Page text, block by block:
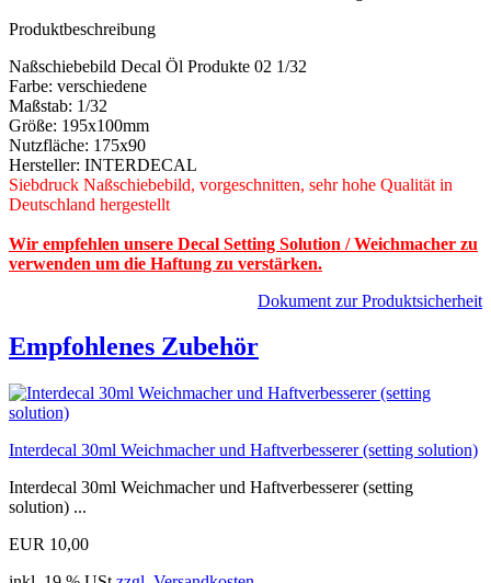
Produktbeschreibung
Naßschiebebild Decal Öl Produkte 02 1/32
Farbe: verschiedene
Maßstab: 1/32
Größe: 195x100mm
Nutzfläche: 175x90
Hersteller: INTERDECAL
Siebdruck Naßschiebebild, vorgeschnitten, sehr hohe Qualität in
Deutschland hergestellt
Wir empfehlen unsere Decal Setting Solution / Weichmacher zu
verwenden um die Haftung zu verstärken.
Dokument zur Produktsicherheit
Empfohlenes Zubehör
Interdecal 30ml Weichmacher und Haftverbesserer (setting solution)
Interdecal 30ml Weichmacher und Haftverbesserer (setting
solution) ...
EUR 10,00